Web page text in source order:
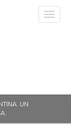
Toggle
UN